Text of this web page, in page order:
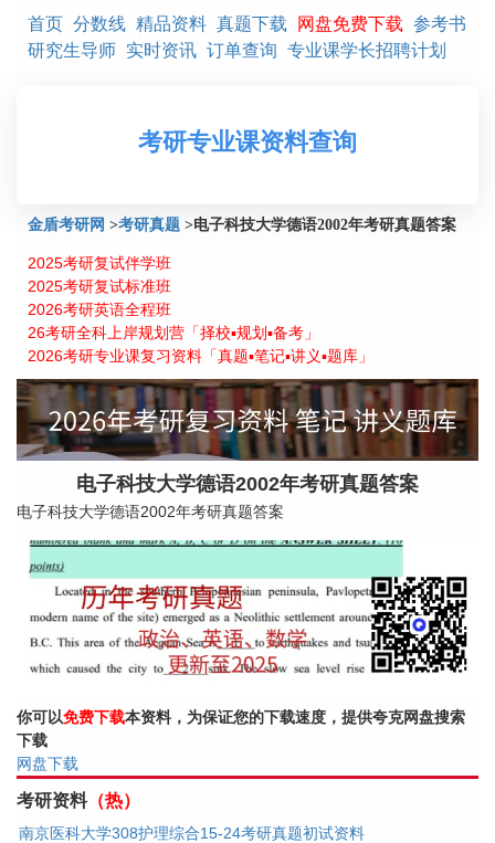
首页 分数线 精品资料 真题下载 网盘免费下载 参考书
研究生导师 实时资讯 订单查询 专业课学长招聘计划
考研专业课资料查询
金盾考研网 >考研真题 >电子科技大学德语2002年考研真题答案
2025考研复试伴学班
2025考研复试标准班
2026考研英语全程班
26考研全科上岸规划营「择校▪规划▪备考」
2026考研专业课复习资料「真题▪笔记▪讲义▪题库」
电子科技大学德语2002年考研真题答案
电子科技大学德语2002年考研真题答案
你可以免费下载本资料，为保证您的下载速度，提供夸克网盘搜索
下载
网盘下载
考研资料（热）
南京医科大学308护理综合15-24考研真题初试资料